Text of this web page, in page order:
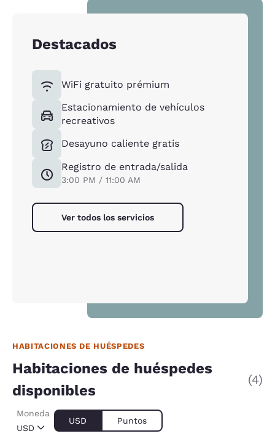
Destacados
WiFi gratuito prémium
Estacionamiento de vehículos
recreativos
Desayuno caliente gratis
Registro de entrada/salida
3:00 PM / 11:00 AM
Ver todos los servicios
HABITACIONES DE HUÉSPEDES
Habitaciones de huéspedes
disponibles
(4)
USD
Moneda
USD Puntos